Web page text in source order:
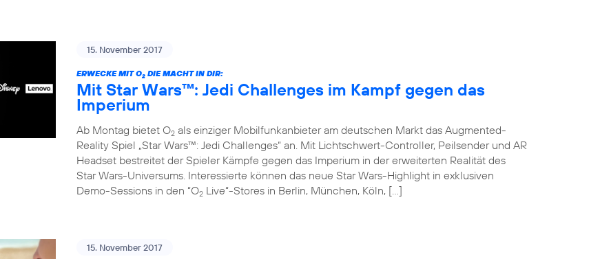
15. November 2017
ERWECKE MIT O2 DIE MACHT IN DIR:
Mit Star Wars™: Jedi Challenges im Kampf gegen das
Imperium
Ab Montag bietet O2 als einziger Mobilfunkanbieter am deutschen Markt das Augmented-
Reality Spiel „Star Wars™: Jedi Challenges“ an. Mit Lichtschwert-Controller, Peilsender und AR
Headset bestreitet der Spieler Kämpfe gegen das Imperium in der erweiterten Realität des
Star Wars-Universums. Interessierte können das neue Star Wars-Highlight in exklusiven
Demo-Sessions in den “O2 Live“-Stores in Berlin, München, Köln, […]
15. November 2017